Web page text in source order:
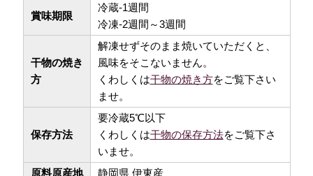
賞味期限
冷蔵-1週間
冷凍-2週間～3週間
干物の焼き
方
解凍せずそのまま焼いていただくと、
風味をそこないません。
くわしくは干物の焼き方をご覧下さい
ませ。
保存方法
要冷蔵5℃以下
くわしくは干物の保存方法をご覧下さ
いませ。
原料原産地
静岡県 伊東産